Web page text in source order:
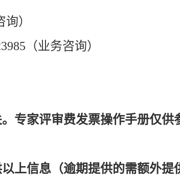
）
（业务咨询）
专家评审费发票操作手册仅供
上信息（逾期提供的需额外提